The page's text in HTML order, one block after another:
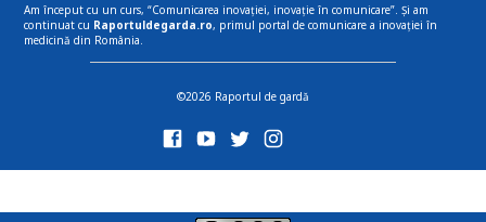
Am început cu un curs, “Comunicarea inovației, inovație în comunicare”. Și am
continuat cu Raportuldegarda.ro, primul portal de comunicare a inovației în
medicină din România.
©2026 Raportul de gardă